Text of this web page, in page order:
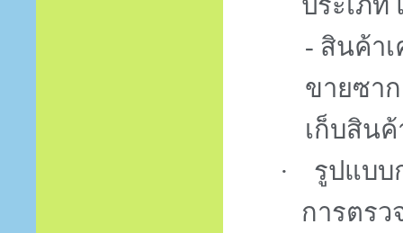
- สินค้า
ขายซา
เก็บสิน
·
รูปแบบ
การตร